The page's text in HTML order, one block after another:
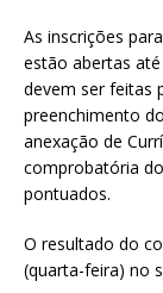
As inscrições
estão abertas
devem ser feitas
preenchimento
anexação de
comprobatória
pontuados.
O resultado do
(quarta-feira) no